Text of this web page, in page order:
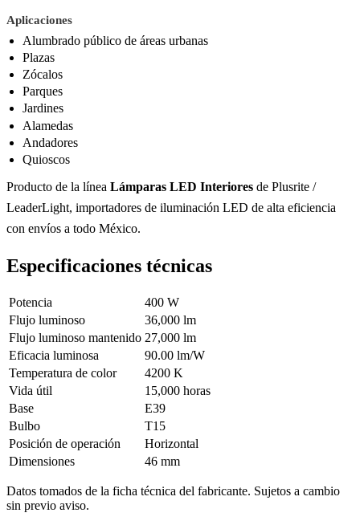
Aplicaciones
Alumbrado público de áreas urbanas
Plazas
Zócalos
Parques
Jardines
Alamedas
Andadores
Quioscos
Producto de la línea Lámparas LED Interiores de Plusrite /
LeaderLight, importadores de iluminación LED de alta eficiencia
con envíos a todo México.
Especificaciones técnicas
Potencia
400 W
Flujo luminoso
36,000 lm
Flujo luminoso mantenido 27,000 lm
Eficacia luminosa
90.00 lm/W
Temperatura de color
4200 K
Vida útil
15,000 horas
Base
E39
Bulbo
T15
Posición de operación
Horizontal
Dimensiones
46 mm
Datos tomados de la ficha técnica del fabricante. Sujetos a cambio
sin previo aviso.